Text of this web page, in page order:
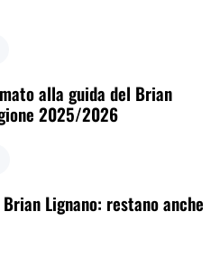
alla guida del Brian
2025/2026
Lignano: restano anche